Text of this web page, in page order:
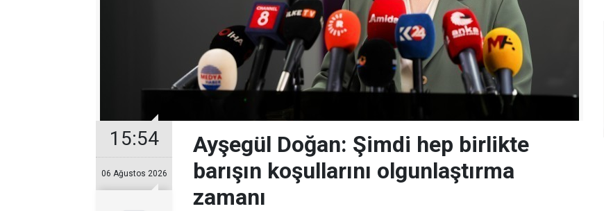
15:54
06 Ağustos 2026
Ayşegül Doğan: Şimdi hep birlikte
barışın koşullarını olgunlaştırma
zamanı